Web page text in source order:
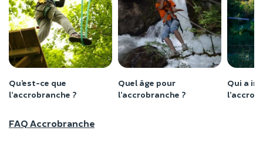
Qu’est-ce que
l’accrobranche ?
Quel âge pour
l’accrobranche ?
Qui a
FAQ Accrobranche